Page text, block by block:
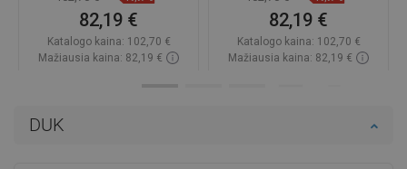
DUK
82,19 €
Katalogo kaina: 102,70 €
Mažiausia kaina: 82,19 €
82,19 €
Katalogo kaina: 102,70 €
Mažiausia kaina: 82,19 €